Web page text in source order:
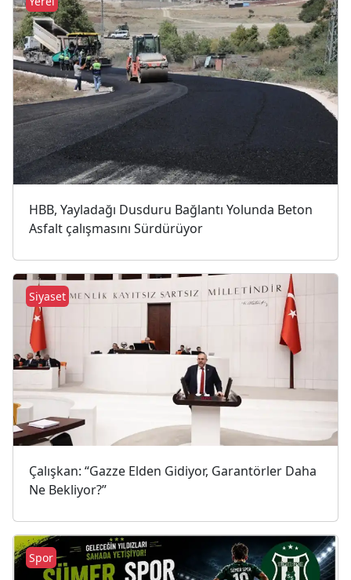
HBB, Yayladağı Dusduru Bağlantı Yolunda Beton
Asfalt çalışmasını Sürdürüyor
Çalışkan: “Gazze Elden Gidiyor, Garantörler Daha
Ne Bekliyor?”
Siyaset
Spor